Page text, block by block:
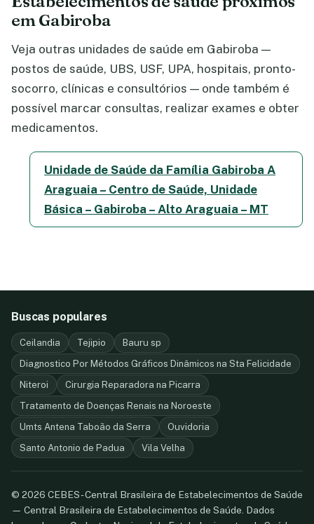
em Gabiroba
Veja outras unidades de saúde em Gabiroba —
postos de saúde, UBS, USF, UPA, hospitais, pronto-
socorro, clínicas e consultórios — onde também é
possível marcar consultas, realizar exames e obter
medicamentos.
Unidade de Saúde da Família Gabiroba A
Araguaia – Centro de Saúde, Unidade
Básica – Gabiroba – Alto Araguaia – MT
Buscas populares
Ceilandia Tejipio
Bauru sp
Diagnostico Por Métodos Gráficos Dinâmicos na Sta Felicidade
Niteroi
Cirurgia Reparadora na Picarra
Tratamento de Doenças Renais na Noroeste
Umts Antena Taboão da Serra
Ouvidoria
Santo Antonio de Padua
Vila Velha
© 2026 CEBES - Central Brasileira de Estabelecimentos de Saúde
— Central Brasileira de Estabelecimentos de Saúde. Dados